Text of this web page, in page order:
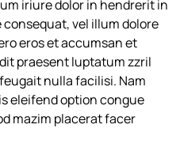
iriure dolor in hendrerit in
vel illum dolore
eros et accumsan et
praesent luptatum zzril
nulla facilisi. Nam
eleifend option congue
mazim placerat facer